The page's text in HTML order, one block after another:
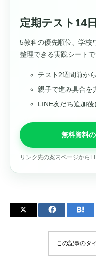
定期テスト14
5教科の優先順位、学校
整理できる実践シートで
テスト2週間前か
親子で進み具合を
LINE友だち追加
無料資料
リンク先の案内ページから
この記事のタ